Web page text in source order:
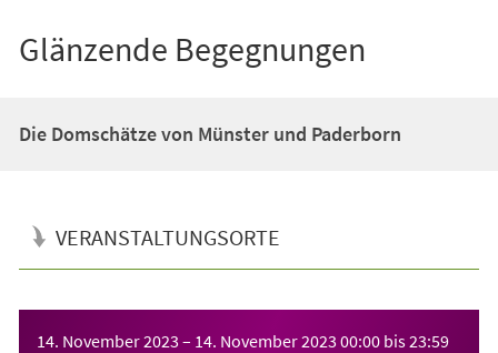
Glänzende Begegnungen
Die Domschätze von Münster und Paderborn
VERANSTALTUNGSORTE
14. November 2023 – 14. November 2023 00:00 bis23:59